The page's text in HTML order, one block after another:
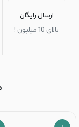
ارسال رایگان
بالای 10 میلیون !